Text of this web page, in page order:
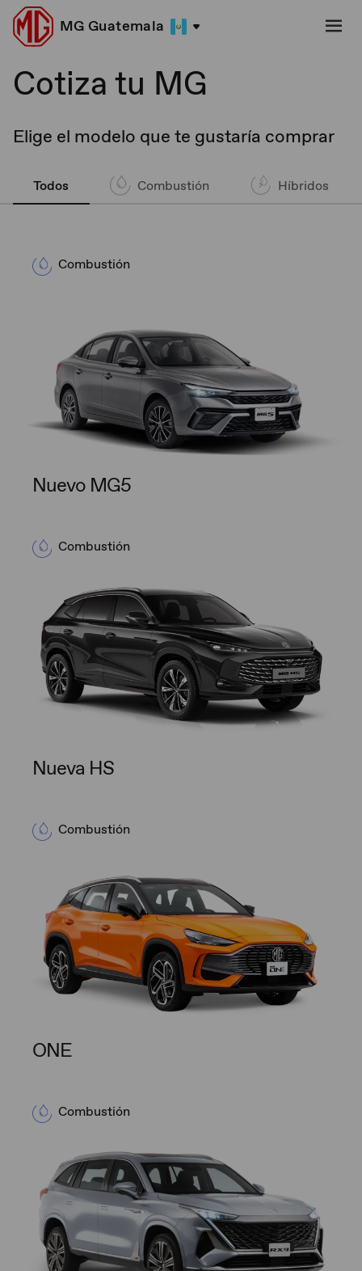
MG Guatemala
Cotiza tu MG
Elige el modelo que te gustaría comprar
Todos Combustión Híbridos
Combustión
Nuevo MG5
Combustión
Nueva HS
Combustión
ONE
Combustión